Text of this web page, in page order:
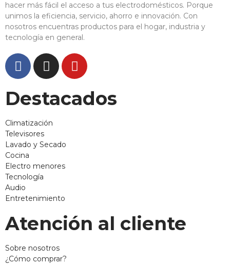
hacer más fácil el acceso a tus electrodomésticos. Porque
unimos la eficiencia, servicio, ahorro e innovación. Con
nosotros encuentras productos para el hogar, industria y
tecnología en general.
Destacados
Climatización
Televisores
Lavado y Secado
Cocina
Electro menores
Tecnología
Audio
Entretenimiento
Atención al cliente
Sobre nosotros
¿Cómo comprar?